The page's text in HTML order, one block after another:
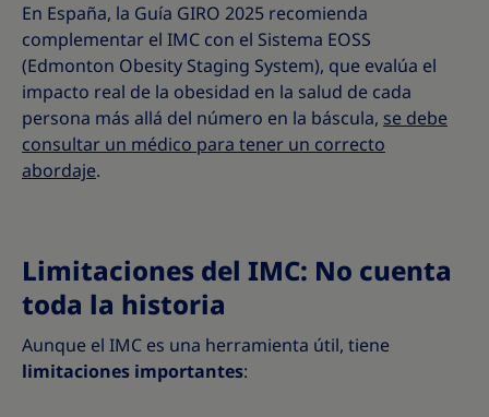
En España, la Guía GIRO 2025 recomienda
complementar el IMC con el Sistema EOSS
(Edmonton Obesity Staging System), que evalúa el
impacto real de la obesidad en la salud de cada
persona más allá del número en la báscula, se debe
consultar un médico para tener un correcto
abordaje.
Limitaciones del IMC: No cuenta
toda la historia
Aunque el IMC es una herramienta útil, tiene
limitaciones importantes: